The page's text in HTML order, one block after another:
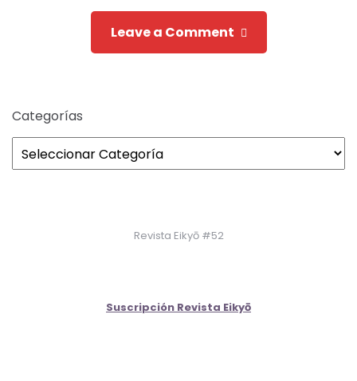
Leave a Comment
Categorías
Revista Eikyō #52
Suscripción Revista Eikyō